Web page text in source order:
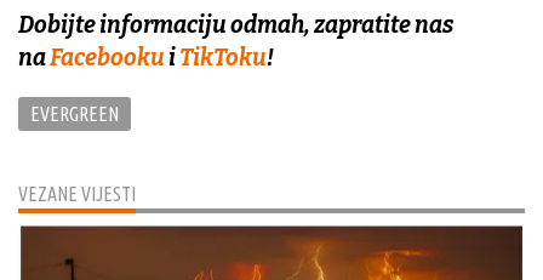
VEZANE VIJESTI
Dobijte informaciju odmah, zapratite nas
naFacebookuiTikToku!
EVERGREEN